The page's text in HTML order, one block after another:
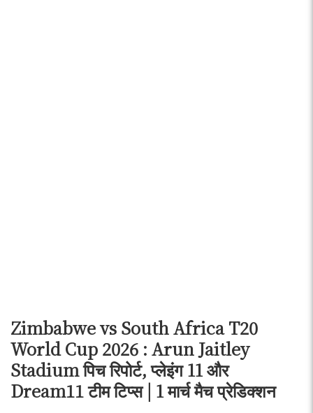
Zimbabwe vs South Africa T20
World Cup 2026 : Arun Jaitley
Stadium पिच रिपोर्ट, प्लेइंग 11 और
Dream11 टीम टिप्स | 1 मार्च मैच प्रेडिक्शन